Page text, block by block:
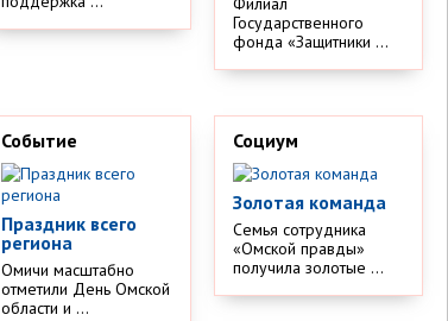
Государственного
фонда «Защитники ...
Событие
Праздник всего
региона
Омичи масштабно
отметили День Омской
области и ...
Социум
Золотая команда
Семья сотрудника
«Омской правды»
получила золотые ...